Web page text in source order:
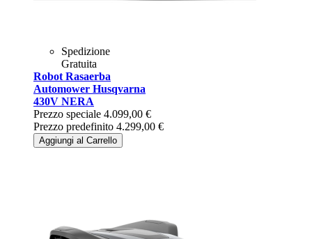
Spedizione
Gratuita
Robot Rasaerba
Automower Husqvarna
430V NERA
Prezzo speciale 4.099,00 €
Prezzo predefinito 4.299,00 €
Aggiungi al Carrello